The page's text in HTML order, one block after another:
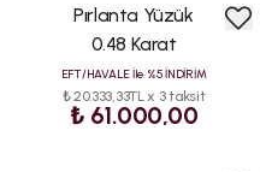
Pırlanta Yüzük
0.48 Karat
EFT/HAVALE İle %5 İNDİRİM
₺ 20.333,33TL x 3 taksit
₺ 61.000,00